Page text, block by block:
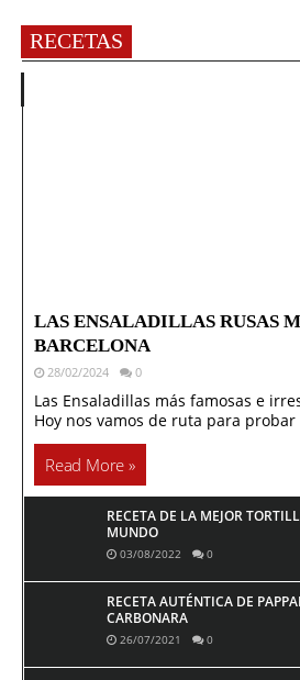
RECETAS
LAS ENSALADILLAS RUSAS
BARCELONA
28/02/2024 0
Las Ensaladillas más famosas e
Hoy nos vamos de ruta para
Read More »
RECETA DE LA MEJOR
MUNDO
03/08/2022 0
RECETA AUTÉNTICA DE
CARBONARA
26/07/2021 0